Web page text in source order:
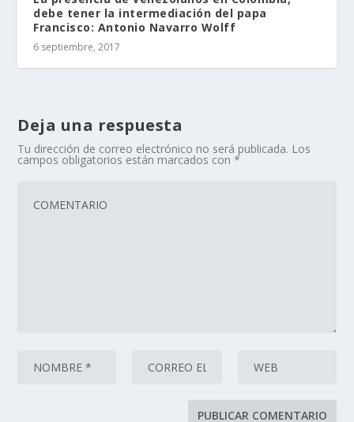
debe tener la intermediación del papa
Francisco: Antonio Navarro Wolff
6 septiembre, 2017
Deja una respuesta
Tu dirección de correo electrónico no será publicada. Los
campos obligatorios están marcados con*